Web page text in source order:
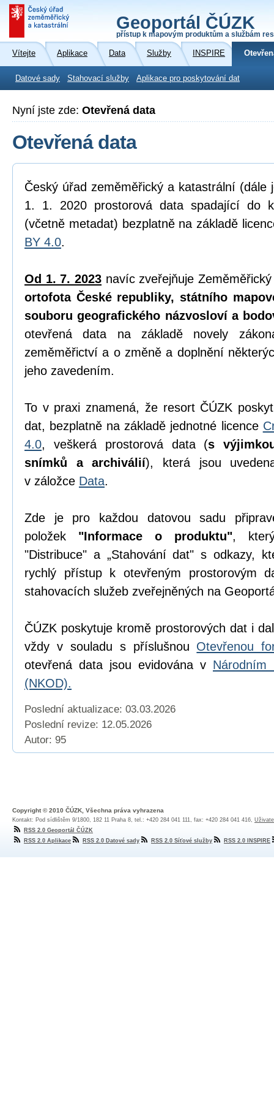
Geoportál ČÚZK
přístup k mapovým produktům a službám
Vítejte Aplikace Data Služby INSPIRE
Datové sady Stahovací služby Aplikace pro poskytování dat
Nyní jste zde: Otevřená data
Otevřená data
Český úřad zeměměřický a katastrální (dále
1. 1. 2020 prostorová data spadající do
(včetně metadat) bezplatně na základě
BY 4.0.
Od 1. 7. 2023 navíc zveřejňuje
ortofota České republiky, státního
souboru geografického názvosloví a
otevřená data na základě novely
zeměměřictví a o změně a doplnění
jeho zavedením.
To v praxi znamená, že resort ČÚZK
dat, bezplatně na základě jednotné licence
4.0, veškerá prostorová data (s
snímků a archiválií), která jsou
v záložce Data.
Zde je pro každou datovou sadu
položek "Informace o produktu",
"Distribuce" a „Stahování dat" s odkazy,
rychlý přístup k otevřeným prostorovým
stahovacích služeb zveřejněných na
ČÚZK poskytuje kromě prostorových dat i
vždy v souladu s příslušnou Otevřenou
otevřená data jsou evidována v Národním
(NKOD).
Poslední aktualizace: 03.03.2026
Poslední revize: 12.05.2026
Autor: 95
Copyright © 2010 ČÚZK, Všechna práva vyhrazena
Kontakt: Pod sídlištěm 9/1800, 182 11 Praha 8, tel.: +420 284 041 111, fax: +420 284 041 416,
RSS 2.0 Geoportál ČÚZK
RSS 2.0 Aplikace
RSS 2.0 Datové sady RSS 2.0 Síťové služby RSS 2.0 INSPIRE